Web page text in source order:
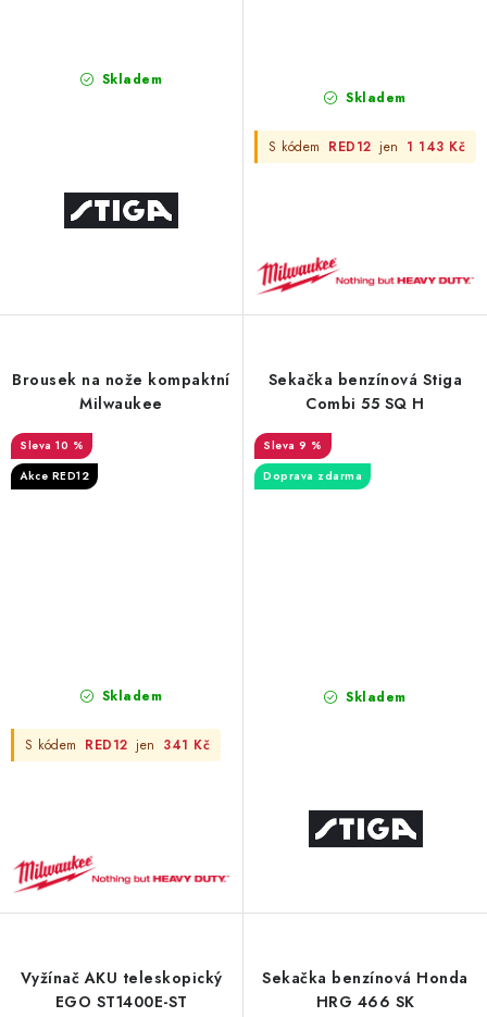
Skladem
Skladem
S kódem RED12 jen 1 143 Kč
Brousek na nože kompaktní
Milwaukee
10 %
Akce RED12
Skladem
S kódem RED12 jen 341 Kč
Sekačka benzínová Stiga
Combi 55 SQ H
9 %
Doprava zdarma
Skladem
Vyžínač AKU teleskopický
EGO ST1400E-ST
Sekačka benzínová Honda
HRG 466 SK